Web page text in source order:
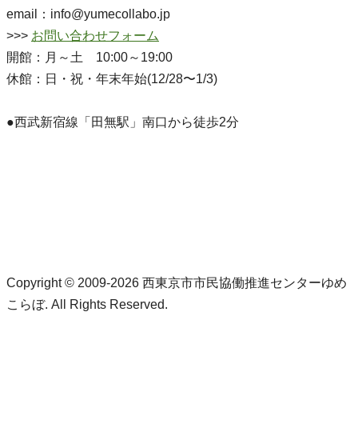
email：info@yumecollabo.jp
>>> お問い合わせフォーム
開館：月～土 10:00～19:00
休館：日・祝・年末年始(12/28〜1/3)
●西武新宿線「田無駅」南口から徒歩2分
Copyright © 2009-2026 西東京市市民協働推進センターゆめ
こらぼ. All Rights Reserved.